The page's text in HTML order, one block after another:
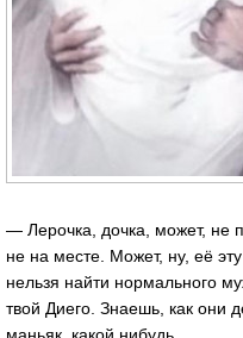
— Лерочка, дочка, может, не
не на месте. Может, ну, её
нельзя найти нормального
твой Диего. Знаешь, как они